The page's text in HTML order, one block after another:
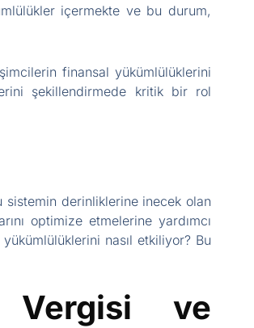
içermekte ve bu durum,
finansal yükümlülüklerini
şekillendirmede kritik bir rol
sistemin derinliklerine inecek olan
optimize etmelerine yardımcı
nasıl etkiliyor? Bu
Vergisi ve